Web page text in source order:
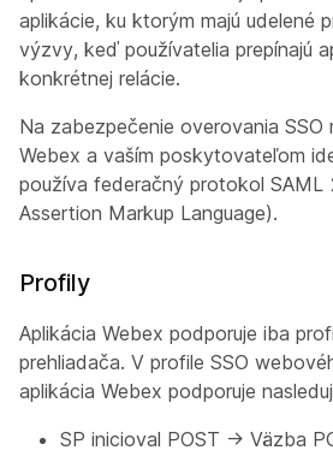
aplikácie, ku ktorým majú udelené
výzvy, keď používatelia prepínajú
konkrétnej relácie.
Na zabezpečenie overovania SSO
Webex a vaším poskytovateľom
používa federačný protokol SAML
Assertion Markup Language).
Profily
Aplikácia Webex podporuje iba
prehliadača. V profile SSO
aplikácia Webex podporuje
SP inicioval POST -> Väzba